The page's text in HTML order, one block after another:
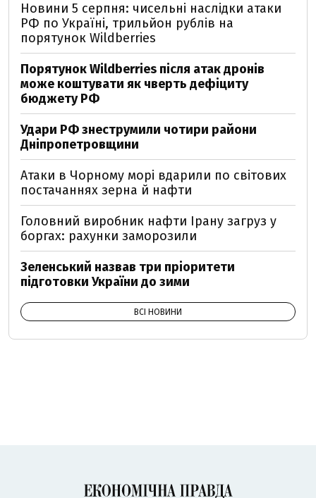
Новини 5 серпня: чисельні наслідки атаки
РФ по Україні, трильйон рублів на
порятунок Wildberries
Порятунок Wildberries після атак дронів
може коштувати як чверть дефіциту
бюджету РФ
Удари РФ знеструмили чотири райони
Дніпропетровщини
Атаки в Чорному морі вдарили по світових
постачаннях зерна й нафти
Головний виробник нафти Ірану загруз у
боргах: рахунки заморозили
Зеленський назвав три пріоритети
підготовки України до зими
ВСІ НОВИНИ